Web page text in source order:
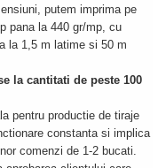
putem imprima pe
pana la 440 gr/mp, cu
la 1,5 m latime si 50 m
la cantitati de peste 100
pentru productie de tiraje
constanta si implica
comenzi de 1-2 bucati.